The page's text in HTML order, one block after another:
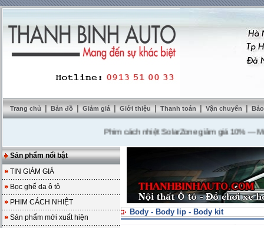
Trang chủ | Bản đồ | Giảm giá | Giới thiệu | Thanh toán | Vận chuyển |
Phim cách nhiệt SolarZone giảm giá 10% ---Mua
Sản phẩm nổi bật
TIN GIẢM GIÁ
Bọc ghế da ô tô
PHIM CÁCH NHIỆT
Sản phẩm mới xuất hiện
Body - Body lip - Body kit